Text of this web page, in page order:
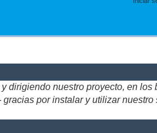
dirigiendo nuestro proyecto, en los
por instalar y utilizar nuestro